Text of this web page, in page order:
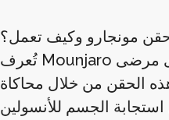
مونجارو وكيف تعمل؟
تُعرف Mounjaro بأنها حقن تُستخدم بشكل أساسي للمساعدة في التحكم بمستويات السكر في الدم لدى مرضى
الحقن من خلال محاكاة